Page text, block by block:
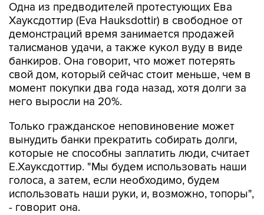
Одна из предводителей протестующих Ева
Хауксдоттир (Eva Hauksdottir) в свободное от
демонстраций время занимается продажей
талисманов удачи, а также кукол вуду в виде
банкиров. Она говорит, что может потерять
свой дом, который сейчас стоит меньше, чем в
момент покупки два года назад, хотя долги за
него выросли на 20%.
Только гражданское неповиновение может
вынудить банки прекратить собирать долги,
которые не способны заплатить люди, считает
Е.Хауксдоттир. "Мы будем использовать наши
голоса, а затем, если необходимо, будем
использовать наши руки, и, возможно, топоры",
- говорит она.